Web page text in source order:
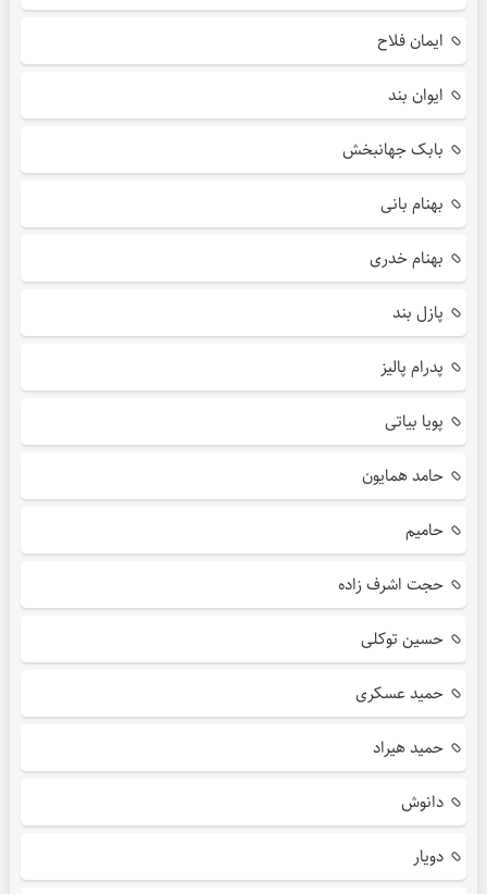
ایمان فلاح
ایوان بند
بابک جهانبخش
بهنام بانی
بهنام خدری
پازل بند
پدرام پالیز
پویا بیاتی
حامد همایون
حامیم
حجت اشرف زاده
حسین توکلی
حمید عسکری
حمید هیراد
دانوش
دویار